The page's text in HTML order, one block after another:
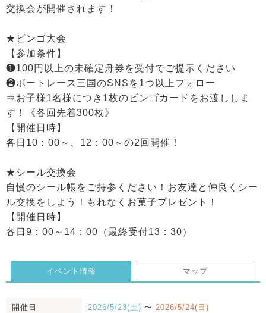
交換会が開催されます！
★ビンゴ大会
【参加条件】
❶100円以上の未確定舟券を受付でご提示ください
❷ボートレース三国のSNSを1つ以上フォロー
⇒お子様1名様につき1枚のビンゴカードをお渡ししま
す！《各回先着300枚》
【開催日時】
各日10：00～、12：00～の2回開催！
★シール交換会
自慢のシール帳をご持参ください！お友達と仲良くシー
ル交換をしよう！もれなくお菓子プレゼント！
【開催日時】
各日9：00～14：00（最終受付13：30）
イベント情報 マップ
開催日 2026/5/23(土) 〜 2026/5/24(日)